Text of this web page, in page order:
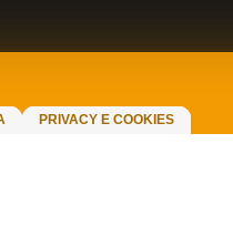
PRIVACY E COOKIES